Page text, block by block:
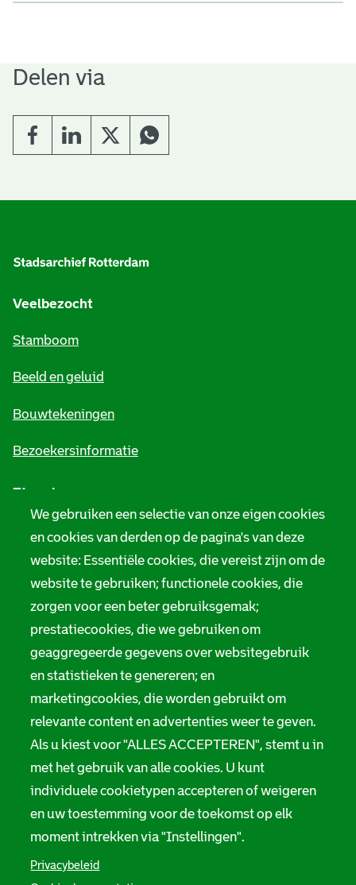
We gebruiken een selectie van onze eigen cookies
en cookies van derden op de pagina's van deze
website: Essentiële cookies, die vereist zijn om de
website te gebruiken; functionele cookies, die
zorgen voor een beter gebruiksgemak;
prestatiecookies, die we gebruiken om
geaggregeerde gegevens over websitegebruik
en statistieken te genereren; en
marketingcookies, die worden gebruikt om
relevante content en advertenties weer te geven.
Als u kiest voor "ALLES ACCEPTEREN", stemt u in
met het gebruik van alle cookies. U kunt
individuele cookietypen accepteren of weigeren
en uw toestemming voor de toekomst op elk
moment intrekken via "Instellingen".
Privacybeleid
Delen via
m
Veelbezocht
Stamboom
Beeld en geluid
Bouwtekeningen
Bezoekersinformatie
Zie ook
Privacy
Digitale toegankelijkheid
Servicenormen
Melding taalgebruik
Suggesties en opmerkingen
Hofdijk 651, 3032 CG Rotterdam
Postbus 71, 3000 AB Rotterdam
TEL: 010 267 55 55